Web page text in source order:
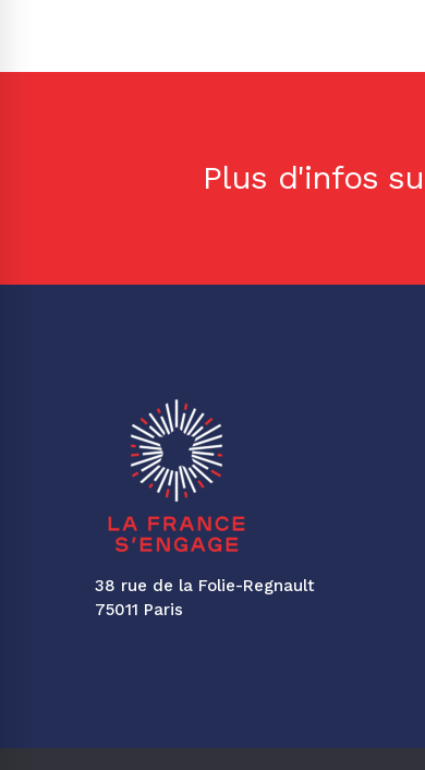
Plus d'infos
38 rue de la Folie-Regnault
75011 Paris